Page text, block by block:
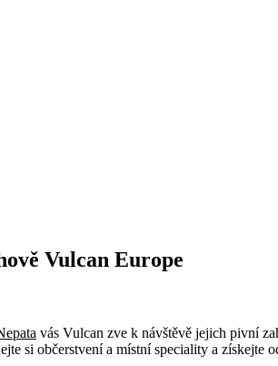
Vulcan Europe
vás Vulcan zve k návštěvě jejich pivní
si občerstvení a místní speciality a získejte